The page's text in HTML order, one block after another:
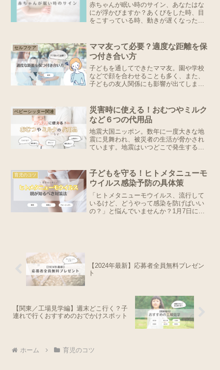
赤ちゃんが眠い時のサイン、あなたはな
にが浮かびますか？あくびをした時、目
をこすっている時、動きが遅くなった時
ターや保育士はそれ以外にも着目してい
ます。それはずばり、「手...
セルフケア
ママ友って必要？適度な距離を保
つ付き合い方
子どもを通してできたママ友。園や学校
などで顔を合わせることも多く、また、
子どもの友人関係にも影響が出てしまう
気を許せず、付き合いが億劫になってし
まうことも。株式会社しんげ...
ベビーシッター関連
災害時に使える！おむつやミルク
など６つの代用品
地震大国ニッポン。数年に一度大きな地
震に見舞われ、被災者の生活が脅かされ
ています。地震はいつどこで発生するか
うに、避難グッズはもちろん、知識も備
えましょう。おむつの代用...
育児のコツ
子どもを守る！ヒトメタニューモ
ウイルス感染予防の具体策
「ヒトメタニューモウイルス、流行して
いるけど、どうやって感染を防げばいい
の？」と悩んでいませんか？1月7日に
【2024年最新】応募者全員無料プレゼン
ト
【関東／工場見学編】週末どこ行く？子
連れで行くおすすめのおでかけスポット
ホーム 育児のコツ